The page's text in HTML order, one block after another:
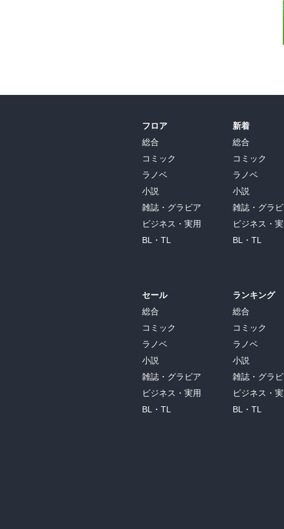
フロア
総合
コミック
ラノベ
小説
雑誌・グラビア
ビジネス・実用
BL・TL
セール
総合
コミック
ラノベ
小説
雑誌・グラビア
ビジネス・実用
BL・TL
新着
総合
コミック
ラノベ
小説
雑誌・グラ
ビジネス・
BL・TL
ランキング
総合
コミック
ラノベ
小説
雑誌・グラ
ビジネス・
BL・TL